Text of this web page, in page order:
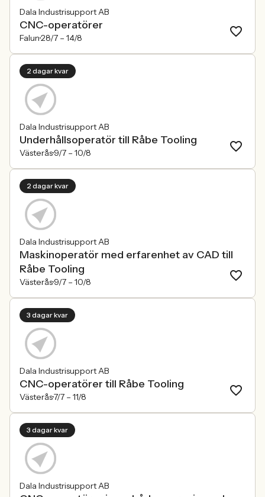
Dala Industrisupport AB
CNC-operatörer
Falun28/7 – 14/8
2 dagar kvar
Dala Industrisupport AB
Underhållsoperatör till Råbe Tooling
Västerås9/7 – 10/8
2 dagar kvar
Dala Industrisupport AB
Maskinoperatör med erfarenhet av CAD till
Råbe Tooling
Västerås9/7 – 10/8
3 dagar kvar
Dala Industrisupport AB
CNC-operatörer till Råbe Tooling
Västerås7/7 – 11/8
3 dagar kvar
Dala Industrisupport AB